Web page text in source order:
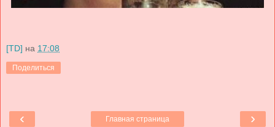
[TD] на 17:08
Поделиться
‹ ›
Главная страница